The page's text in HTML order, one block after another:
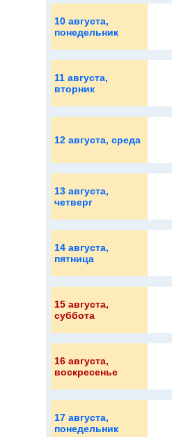
10 августа,
понедельник
11 августа,
вторник
12 августа, среда
13 августа,
четверг
14 августа,
пятница
15 августа,
суббота
16 августа,
воскресенье
17 августа,
понедельник